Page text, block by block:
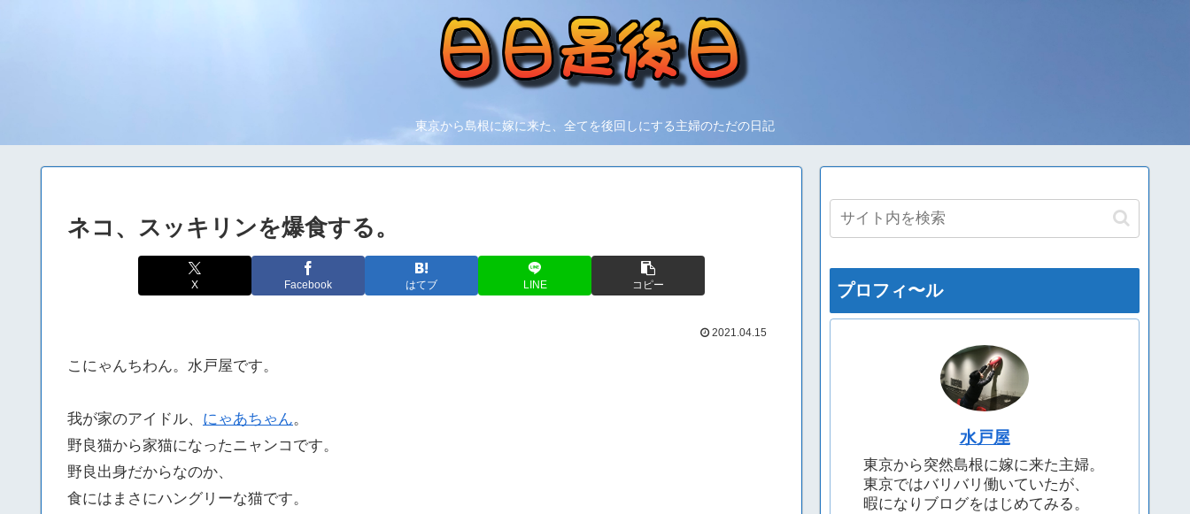
東京から島根に嫁に来た、全てを後回しにする主婦のただの日記
ネコ、スッキリンを爆食する。
X Facebook はてブ LINE コピー
2021.04.15
こにゃんちわん。水戸屋です。
我が家のアイドル、 にゃあちゃん。
野良猫から家猫になったニャンコです。
野良出身だからなのか、
食にはまさにハングリーな猫です。
プロフィ〜ル
水戸屋
東京から突然島根に嫁に来た主婦。
東京ではバリバリ働いていたが、
暇になりブログをはじめてみる。